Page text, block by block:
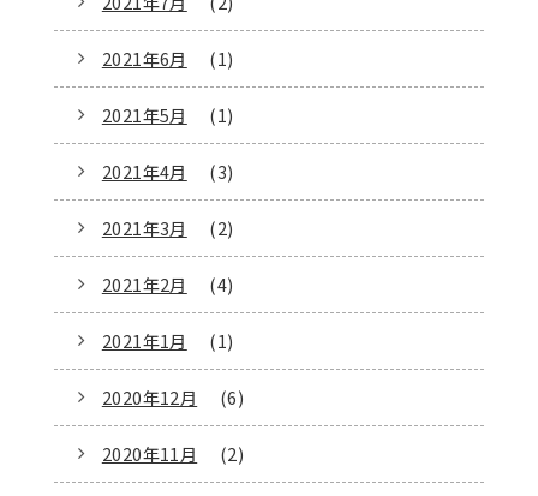
2021年6月 (1)
2021年5月 (1)
2021年4月 (3)
2021年3月 (2)
2021年2月 (4)
2021年1月 (1)
2020年12月 (6)
2020年11月 (2)